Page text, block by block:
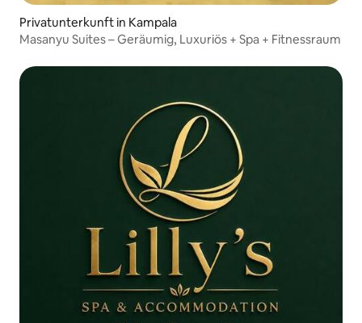
Privatunterkunft in Kampala
Masanyu Suites – Geräumig, Luxuriös + Spa + Fitnessraum